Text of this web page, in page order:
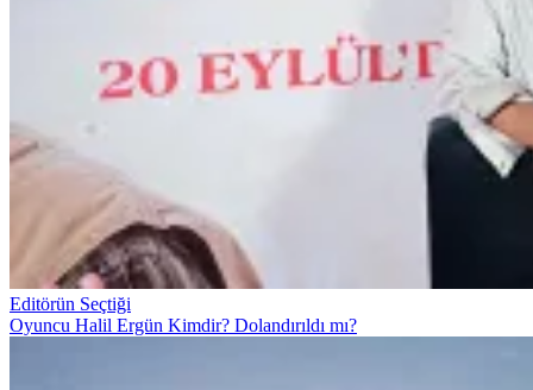
Editörün Seçtiği
Oyuncu Halil Ergün Kimdir? Dolandırıldı mı?